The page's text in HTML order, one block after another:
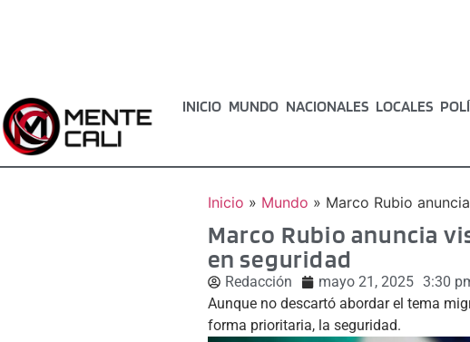
INICIO MUNDO NACIONALES LOCALES
Inicio » Mundo » Marco Rubio
Marco Rubio anuncia
en seguridad
Redacción mayo 21, 2025 3:30
Aunque no descartó abordar el tema
forma prioritaria, la seguridad.